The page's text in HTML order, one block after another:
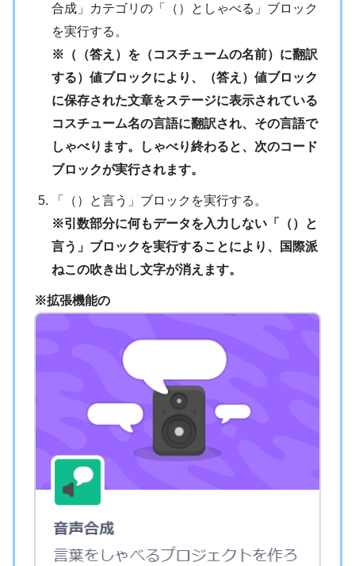
合成」カテゴリの「（）としゃべる」ブロック
を実行する。
※（（答え）を（コスチュームの名前）に翻訳
する）値ブロックにより、（答え）値ブロック
に保存された文章をステージに表示されている
コスチューム名の言語に翻訳され、その言語で
しゃべります。しゃべり終わると、次のコード
ブロックが実行されます。
「（）と言う」ブロックを実行する。
※引数部分に何もデータを入力しない「（）と
言う」ブロックを実行することにより、国際派
ねこの吹き出し文字が消えます。
※拡張機能の